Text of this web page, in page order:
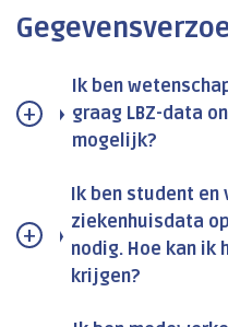
Ik ben
graag LBZ-data
mogelijk?
Ik ben student en
ziekenhuisdata
nodig. Hoe kan ik
krijgen?